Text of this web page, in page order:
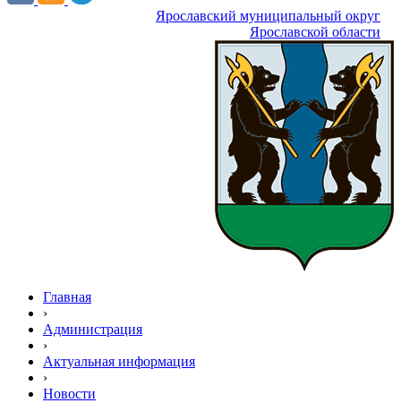
Ярославский муниципальный округ
Ярославской области
Главная
›
Администрация
›
Актуальная информация
›
Новости